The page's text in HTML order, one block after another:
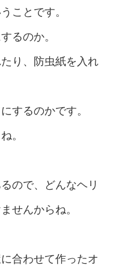
ことです。
るのか。
り、防虫紙を入れ
するのかです。
。
ので、どんなヘリ
せんからね。
合わせて作ったオ